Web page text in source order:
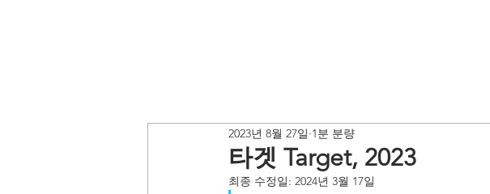
타겟 Target, 2023
2023년 8월 27일 1분 분량
최종 수정일: 2024년 3월 17일